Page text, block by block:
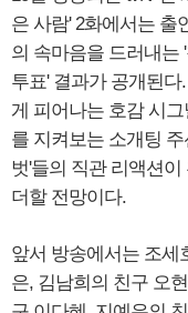
은 사람' 2화에서는 출
의 속마음을 드러내는
투표' 결과가 공개된다
게 피어나는 호감 시그
를 지켜보는 소개팅 주
벗'들의 직관 리액션이
더할 전망이다.
앞서 방송에서는 조세
은, 김남희의 친구 오